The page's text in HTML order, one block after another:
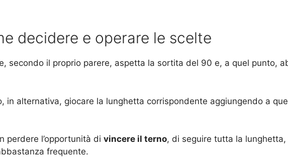
decidere e operare le scelte
secondo il proprio parere, aspetta la sortita del 90 e, a quel punto,
in alternativa, giocare la lunghetta corrispondente aggiungendo a
perdere l’opportunità di vincere il terno, di seguire tutta la
frequente.